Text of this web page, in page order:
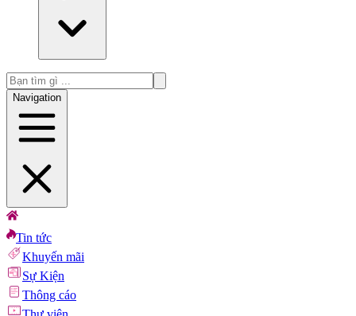
Navigation
Tin tức
Khuyến mãi
Sự Kiện
Thông cáo